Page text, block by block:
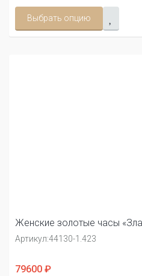
Выбрать опцию
Женские золотые часы
Артикул:44130-1.423
79600 ₽